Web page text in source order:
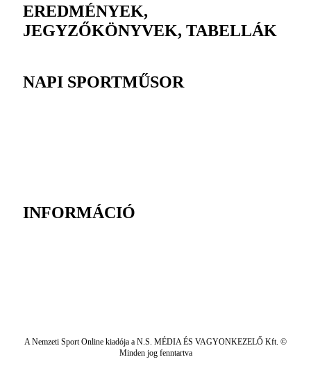
EREDMÉNYEK,
JEGYZŐKÖNYVEK, TABELLÁK
NAPI SPORTMŰSOR
INFORMÁCIÓ
A Nemzeti Sport Online kiadója a N.S. MÉDIA ÉS VAGYONKEZELŐ Kft. ©
Minden jog fenntartva